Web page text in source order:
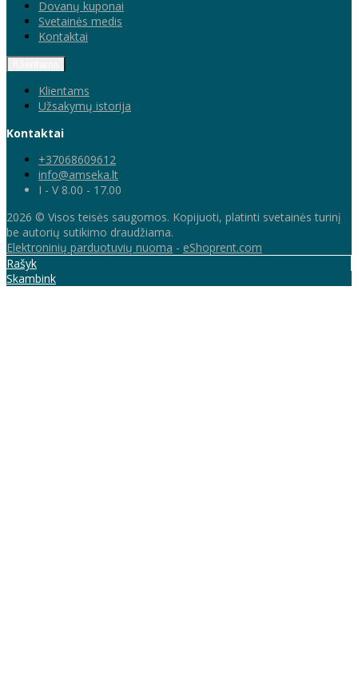
Dovanų kuponai
Svetainės medis
Kontaktai
Klientams
Užsakymų istorija
Kontaktai
+37068609612
info@amseka.lt
I - V 8.00 - 17.00
2026 © Visos teisės saugomos. Kopijuoti, platinti svetainės turinį
be autorių sutikimo draudžiama.
Elektroninių parduotuvių nuoma - eShoprent.com
Rašyk
Skambink